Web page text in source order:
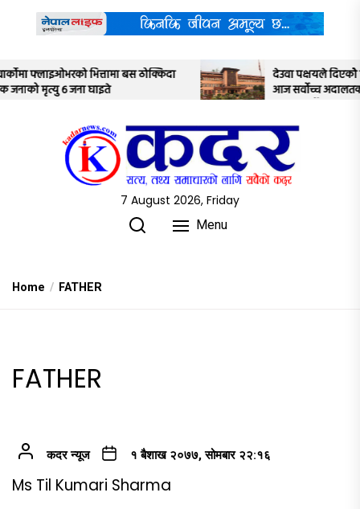
content
देउवा पक्षयले दिएकोे पुनरावलोकन निवेदनमाथि
आज सर्वोच्च अदालतका तीन न्यायाधीशले
7 August 2026, Friday
Menu
Home FATHER
FATHER
कदर न्यूज १ बैशाख २०७७, सोमबार २२:१६
Ms Til Kumari Sharma